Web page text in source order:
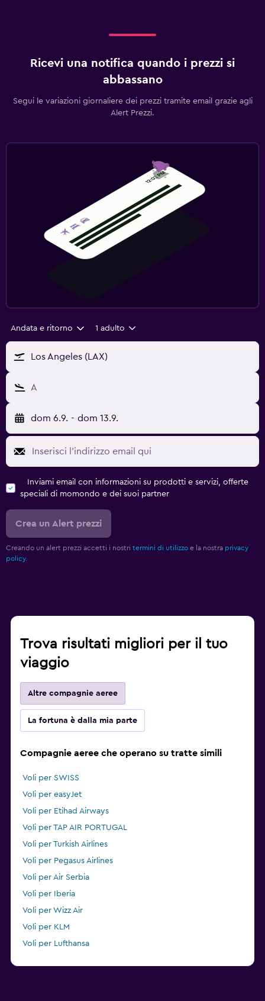
Ricevi una notifica quando i prezzi si
abbassano
Segui le variazioni giornaliere dei prezzi tramite email grazie agli
Alert Prezzi.
Andata e ritorno 1 adulto
Los Angeles (LAX)
A
dom 6.9. - dom 13.9.
Inviami email con informazioni su prodotti e servizi, offerte
speciali di momondo e dei suoi partner
Crea un Alert prezzi
Creando un alert prezzi accetti i nostri termini di utilizzo e la nostra privacy
policy.
Trova risultati migliori per il tuo
viaggio
Altre compagnie aeree
La fortuna è dalla mia parte
Compagnie aeree che operano su tratte simili
Voli per SWISS
Voli per easyJet
Voli per Etihad Airways
Voli per TAP AIR PORTUGAL
Voli per Turkish Airlines
Voli per Pegasus Airlines
Voli per Air Serbia
Voli per Iberia
Voli per Wizz Air
Voli per KLM
Voli per Lufthansa